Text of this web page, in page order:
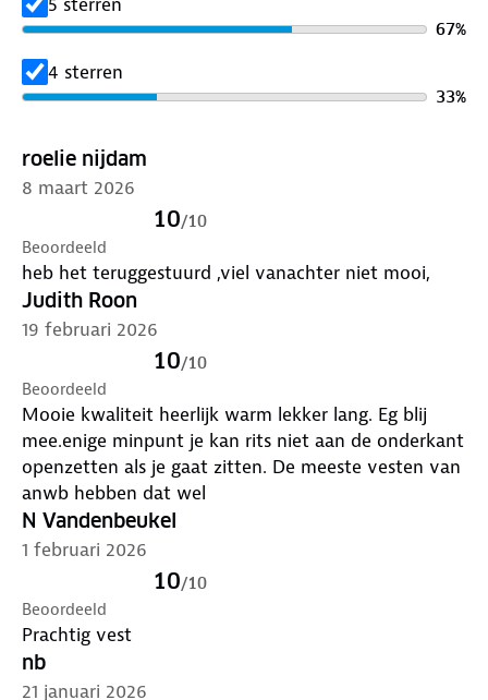
67%
4 sterren
33%
roelie nijdam
8 maart 2026
10/10
Beoordeeld
heb het teruggestuurd ,viel vanachter niet mooi,
Judith Roon
19 februari 2026
10/10
Beoordeeld
Mooie kwaliteit heerlijk warm lekker lang. Eg blij
mee.enige minpunt je kan rits niet aan de onderkant
openzetten als je gaat zitten. De meeste vesten van
anwb hebben dat wel
N Vandenbeukel
1 februari 2026
10/10
Beoordeeld
Prachtig vest
nb
21 januari 2026